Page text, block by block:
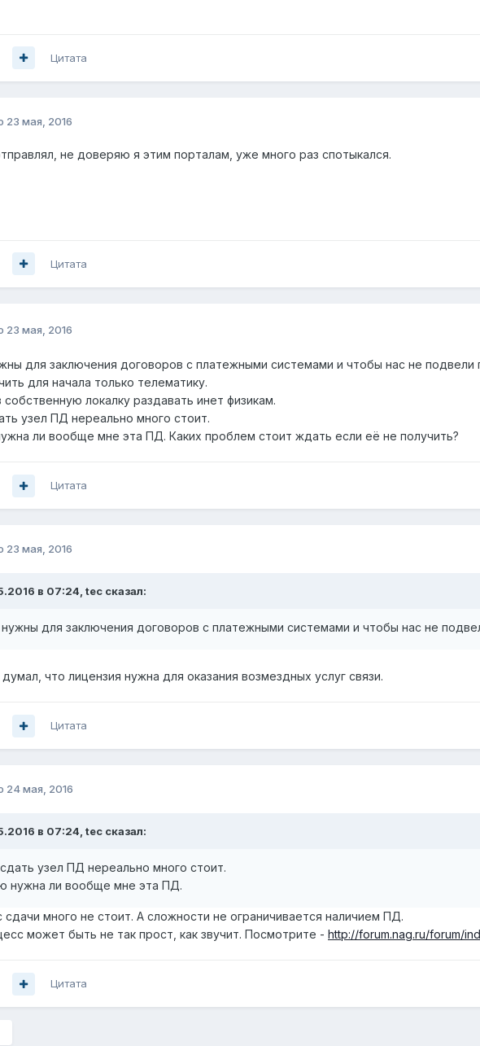
Цитата
23 мая, 2016
не доверяю я этим порталам, уже много раз спотыкался.
Цитата
23 мая, 2016
для заключения договоров с платежными системами и чтобы нас не
для начала только телематику.
локалку раздавать инет физикам.
узел ПД нереально много стоит.
ли вообще мне эта ПД. Каких проблем стоит ждать если её не получить?
Цитата
23 мая, 2016
в 07:24, tec сказал:
для заключения договоров с платежными системами и чтобы нас не
что лицензия нужна для оказания возмездных услуг связи.
Цитата
24 мая, 2016
в 07:24, tec сказал:
узел ПД нереально много стоит.
нужна ли вообще мне эта ПД.
много не стоит. А сложности не ограничивается наличием ПД.
может быть не так прост, как звучит. Посмотрите - http://forum.nag.ru/forum/
Цитата